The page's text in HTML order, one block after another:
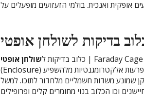
בדיקות לשולחן אופטי
כלוב בדיקות לשולחןאופטי
(Enclosure) כלוב פאראדיי לבדיקות אופטו-מכניות הוא פתרון טוב ונוח להפחתת הפרעות אלקטרומגנטיות מלהשפיע
שמונע משדות חשמליים מלחדור לתוכו. למשל